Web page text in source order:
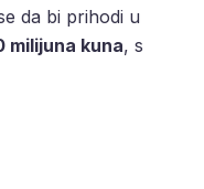
da bi prihodi u
milijuna kuna, s